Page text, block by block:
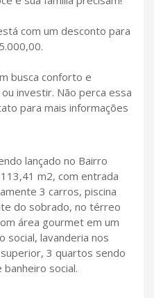
com um desconto para
busca conforto e
investir. Não perca essa
para mais informações
lançado no Bairro
m2, com entrada
3 carros, piscina
do sobrado, no térreo
área gourmet em um
social, lavanderia nos
3 quartos sendo
social.